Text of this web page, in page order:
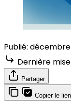
Publié: décembre
Dernière
Partager
Copier le lien